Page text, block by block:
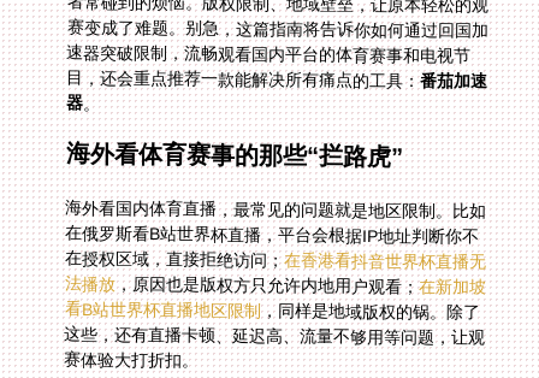
目，还会重点推荐一款能解决所有痛点的工具：番茄加速
器。
海外看体育赛事的那些“拦路虎”
海外看国内体育直播，最常见的问题就是地区限制。比如
在俄罗斯看B站世界杯直播，平台会根据IP地址判断你不
在授权区域，直接拒绝访问；在香港看抖音世界杯直播无
法播放，原因也是版权方只允许内地用户观看；在新加坡
看B站世界杯直播地区限制，同样是地域版权的锅。除了
这些，还有直播卡顿、延迟高、流量不够用等问题，让观
赛体验大打折扣。